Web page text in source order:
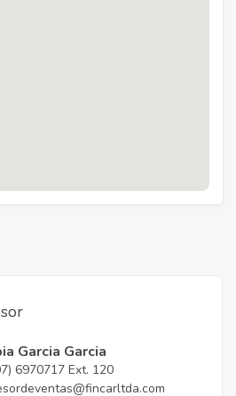
Garcia Garcia
6970717 Ext. 120